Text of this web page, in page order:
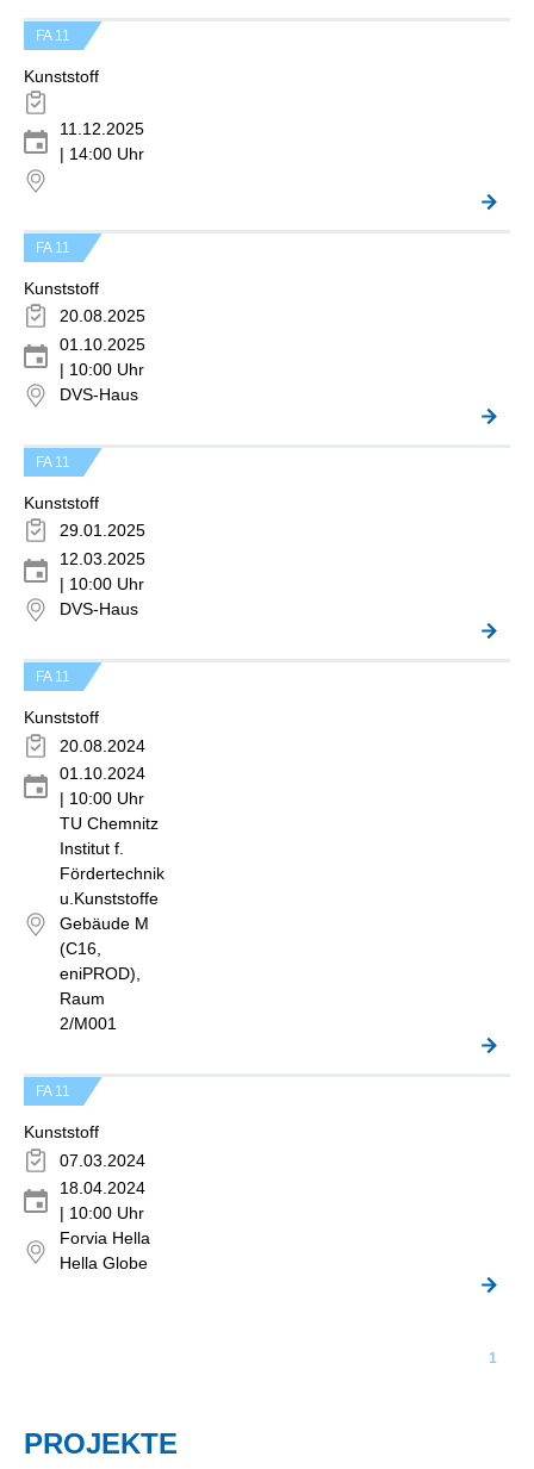
FA 11
Kunststoff
11.12.2025
| 14:00 Uhr
FA 11
Kunststoff
20.08.2025
01.10.2025
| 10:00 Uhr
DVS-Haus
FA 11
Kunststoff
29.01.2025
12.03.2025
| 10:00 Uhr
DVS-Haus
FA 11
Kunststoff
20.08.2024
01.10.2024
| 10:00 Uhr
TU Chemnitz
Institut f.
Fördertechnik
u.Kunststoffe
Gebäude M
(C16,
eniPROD),
Raum
2/M001
FA 11
Kunststoff
07.03.2024
18.04.2024
| 10:00 Uhr
Forvia Hella
Hella Globe
1
PROJEKTE